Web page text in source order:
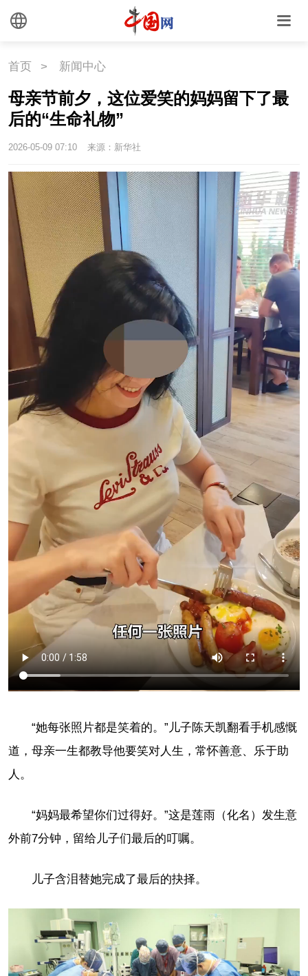
首页 > 新闻中心
母亲节前夕，这位爱笑的妈妈留下了最
后的“生命礼物”
2026-05-09 07:10 来源：新华社
“她每张照片都是笑着的。”儿子陈天凯翻看手机感慨
道，母亲一生都教导他要笑对人生，常怀善意、乐于助
人。
“妈妈最希望你们过得好。”这是莲雨（化名）发生意
外前7分钟，留给儿子们最后的叮嘱。
儿子含泪替她完成了最后的抉择。